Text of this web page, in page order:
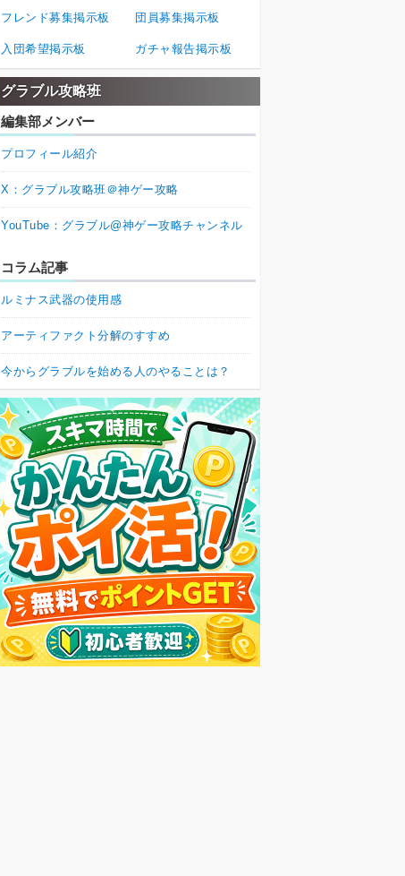
フレンド募集掲示板 団員募集掲示板
入団希望掲示板 ガチャ報告掲示板
グラブル攻略班
編集部メンバー
プロフィール紹介
X：グラブル攻略班＠神ゲー攻略
YouTube：グラブル@神ゲー攻略チャンネル
コラム記事
ルミナス武器の使用感
アーティファクト分解のすすめ
今からグラブルを始める人のやることは？